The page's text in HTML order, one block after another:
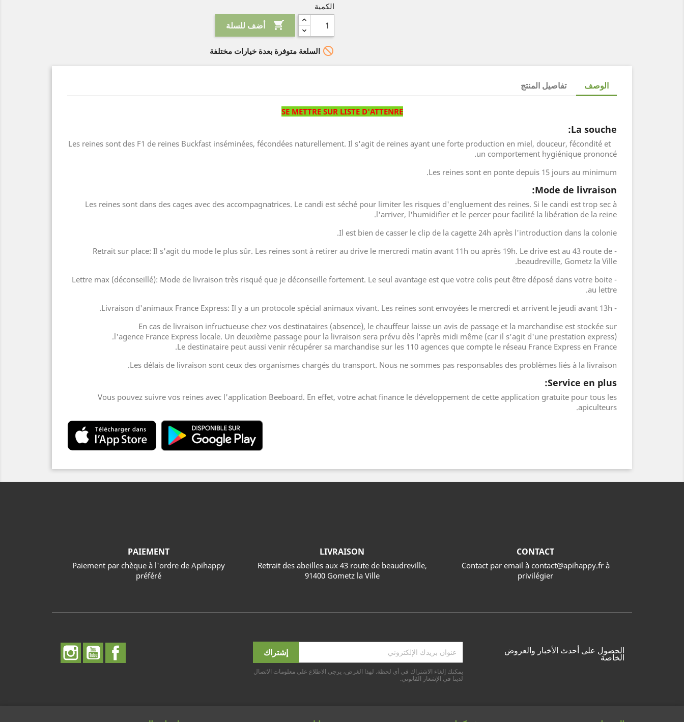
الكمية
 أضف للسلة
 السلعة متوفرة بعدة خيارات مختلفة
الوصف تفاصيل المنتج
SE METTRE SUR LISTE D'ATTENRE
La souche:
Les reines sont des F1 de reines Buckfast inséminées, fécondées naturellement. Il s'agit de reines ayant une forte production en miel, douceur, fécondité et
un comportement hygiénique prononcé.
Les reines sont en ponte depuis 15 jours au minimum.
Mode de livraison:
Les reines sont dans des cages avec des accompagnatrices. Le candi est séché pour limiter les risques d'engluement des reines. Si le candi est trop sec à
l'arriver, l'humidifier et le percer pour facilité la libération de la reine.
Il est bien de casser le clip de la cagette 24h après l'introduction dans la colonie.
- Retrait sur place: Il s'agit du mode le plus sûr. Les reines sont à retirer au drive le mercredi matin avant 11h ou après 19h. Le drive est au 43 route de
beaudreville, Gometz la Ville.
- Lettre max (
déconseillé): Mode de livraison très risqué que je déconseille fortement. Le seul avantage est que votre colis peut être déposé dans votre boite
au lettre.
- Livraison d'animaux France Express: Il y a un protocole spécial animaux vivant. Les reines sont envoyées le mercredi et arrivent le jeudi avant 13h.
En cas de livraison infructueuse chez vos destinataires (absence), le chauffeur laisse un avis de passage et la marchandise est stockée sur
l'agence France Express locale. Un deuxième passage pour la livraison sera prévu dès l'après midi même (car il s'agit d'une prestation express).
Le destinataire peut aussi venir récupérer sa marchandise sur les 110 agences que compte le réseau France Express en France.
Les délais de livraison sont ceux des organismes chargés du transport. Nous ne sommes pas responsables des problèmes liés à la livraison.
Service en plus:
Vous pouvez suivre vos reines avec l'application Beeboard. En effet, votre achat finance le développement de cette application gratuite pour tous les
apiculteurs.
CONTACT
Contact par email à contact@apihappy.fr à
privilégier
LIVRAISON
Retrait des abeilles aux 43 route de beaudreville,
91400 Gometz la Ville
PAIEMENT
Paiement par chèque à l'ordre de Apihappy
préféré
الحصول على أحدث الأخبار والعروض
الخاصة
يمكنك إلغاء الاشتراك في أي لحظة. لهذا الغرض، يرجى الاطلاع على معلومات الاتصال
لدينا في الإشعار القانوني.
الفيسبوكيوتيوب